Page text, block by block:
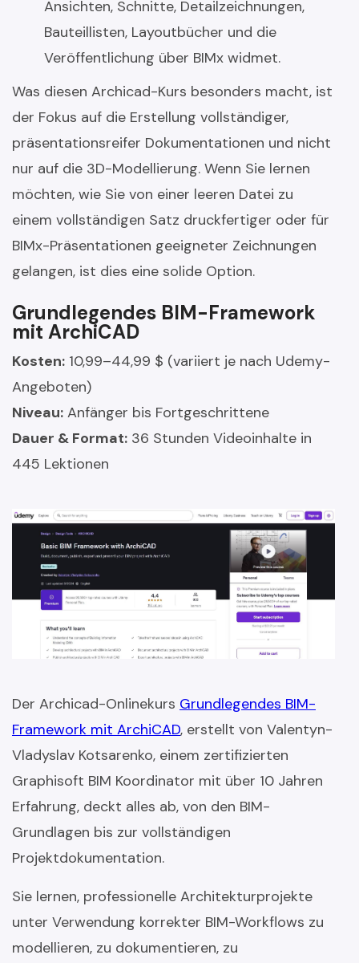
Ansichten, Schnitte, Detailzeichnungen,
Bauteillisten, Layoutbücher und die
Veröffentlichung über BIMx widmet.
Was diesen Archicad-Kurs besonders macht, ist
der Fokus auf die Erstellung vollständiger,
präsentationsreifer Dokumentationen und nicht
nur auf die 3D-Modellierung. Wenn Sie lernen
möchten, wie Sie von einer leeren Datei zu
einem vollständigen Satz druckfertiger oder für
BIMx-Präsentationen geeigneter Zeichnungen
gelangen, ist dies eine solide Option.
Grundlegendes BIM-Framework
mit ArchiCAD
Kosten: 10,99–44,99 $ (variiert je nach Udemy-
Angeboten)
Niveau: Anfänger bis Fortgeschrittene
Dauer & Format: 36 Stunden Videoinhalte in
445 Lektionen
Der Archicad-Onlinekurs Grundlegendes BIM-
Framework mit ArchiCAD, erstellt von Valentyn-
Vladyslav Kotsarenko, einem zertifizierten
Graphisoft BIM Koordinator mit über 10 Jahren
Erfahrung, deckt alles ab, von den BIM-
Grundlagen bis zur vollständigen
Projektdokumentation.
Sie lernen, professionelle Architekturprojekte
unter Verwendung korrekter BIM-Workflows zu
modellieren, zu dokumentieren, zu